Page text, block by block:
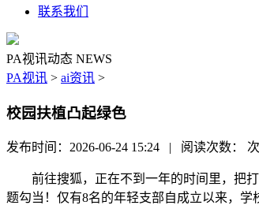
联系我们
PA视讯动态 NEWS
PA视讯 > ai资讯 >
校园扶植凸起绿色
发布时间：2026-06-24 15:24 | 阅读次数： 次
前往搜狐，正在不到一年的时间里，把打
题勾当！仅有8名的年轻支部自成立以来，